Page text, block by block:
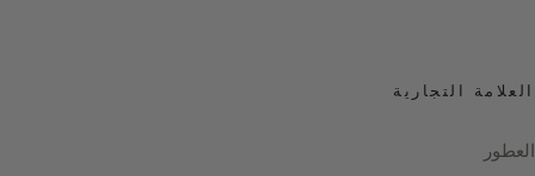
العلامة التجارية
العطور